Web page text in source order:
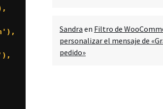
Sandra en Filtro de
personalizar el mensaje de
pedido»